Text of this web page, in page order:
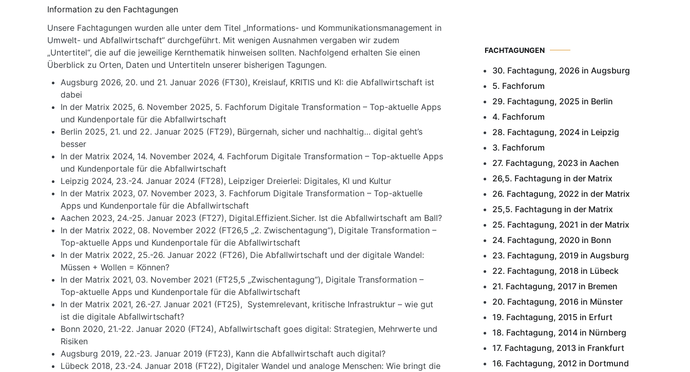
Information zu den Fachtagungen
Unsere Fachtagungen wurden alle unter dem Titel „Informations- und Kommunikationsmanagement in
Umwelt- und Abfallwirtschaft“ durchgeführt. Mit wenigen Ausnahmen vergaben wir zudem
„Untertitel“, die auf die jeweilige Kernthematik hinweisen sollten. Nachfolgend erhalten Sie einen
Überblick zu Orten, Daten und Untertiteln unserer bisherigen Tagungen.
Augsburg 2026, 20. und 21. Januar 2026 (FT30), Kreislauf, KRITIS und KI: die Abfallwirtschaft ist
dabei
In der Matrix 2025, 6. November 2025, 5. Fachforum Digitale Transformation – Top-aktuelle Apps
und Kundenportale für die Abfallwirtschaft
Berlin 2025, 21. und 22. Januar 2025 (FT29), Bürgernah, sicher und nachhaltig… digital geht’s
besser
In der Matrix 2024, 14. November 2024, 4. Fachforum Digitale Transformation – Top-aktuelle Apps
und Kundenportale für die Abfallwirtschaft
Leipzig 2024, 23.-24. Januar 2024 (FT28), Leipziger Dreierlei: Digitales, KI und Kultur
In der Matrix 2023, 07. November 2023, 3. Fachforum Digitale Transformation – Top-aktuelle
Apps und Kundenportale für die Abfallwirtschaft
Aachen 2023, 24.-25. Januar 2023 (FT27), Digital.Effizient.Sicher. Ist die Abfallwirtschaft am Ball?
In der Matrix 2022, 08. November 2022 (FT26,5 „2. Zwischentagung“), Digitale Transformation –
Top-aktuelle Apps und Kundenportale für die Abfallwirtschaft
In der Matrix 2022, 25.-26. Januar 2022 (FT26), Die Abfallwirtschaft und der digitale Wandel:
Müssen + Wollen = Können?
In der Matrix 2021, 03. November 2021 (FT25,5 „Zwischentagung“), Digitale Transformation –
Top-aktuelle Apps und Kundenportale für die Abfallwirtschaft
In der Matrix 2021, 26.-27. Januar 2021 (FT25), Systemrelevant, kritische Infrastruktur – wie gut
ist die digitale Abfallwirtschaft?
Bonn 2020, 21.-22. Januar 2020 (FT24), Abfallwirtschaft goes digital: Strategien, Mehrwerte und
Risiken
Augsburg 2019, 22.-23. Januar 2019 (FT23), Kann die Abfallwirtschaft auch digital?
Lübeck 2018, 23.-24. Januar 2018 (FT22), Digitaler Wandel und analoge Menschen: Wie bringt die
FACHTAGUNGEN
30. Fachtagung, 2026 in Augsburg
5. Fachforum
29. Fachtagung, 2025 in Berlin
4. Fachforum
28. Fachtagung, 2024 in Leipzig
3. Fachforum
27. Fachtagung, 2023 in Aachen
26,5. Fachtagung in der Matrix
26. Fachtagung, 2022 in der Matrix
25,5. Fachtagung in der Matrix
25. Fachtagung, 2021 in der Matrix
24. Fachtagung, 2020 in Bonn
23. Fachtagung, 2019 in Augsburg
22. Fachtagung, 2018 in Lübeck
21. Fachtagung, 2017 in Bremen
20. Fachtagung, 2016 in Münster
19. Fachtagung, 2015 in Erfurt
18. Fachtagung, 2014 in Nürnberg
17. Fachtagung, 2013 in Frankfurt
16. Fachtagung, 2012 in Dortmund